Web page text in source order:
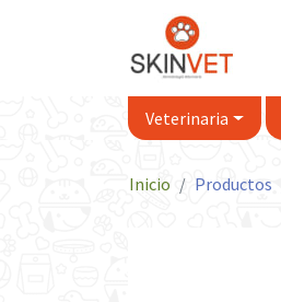
Veterinaria
Inicio Productos